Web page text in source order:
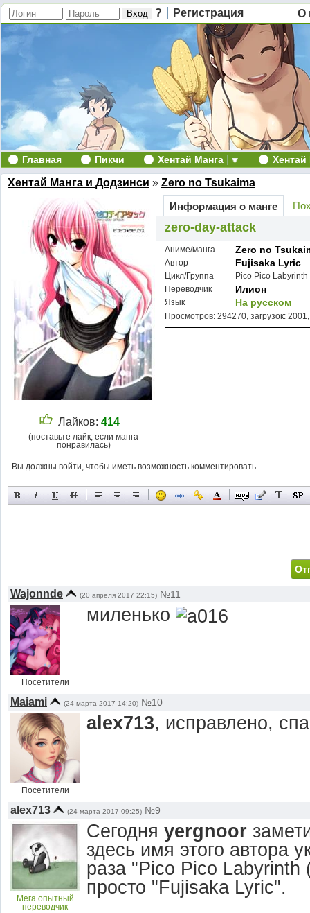
? Регистрация О
Главная Пикчи Хентай Манга
Хентай Манга и Додзинси » Zero no Tsukaima
Лайков: 414
(поставьте лайк, если манга
понравилась)
Информация о манге
zero-day-attack
Аниме/манга Zero no
Автор Fujisaka Lyric
Цикл/Группа
Pico Pico Labyrinth
Переводчик
Илион
Язык На русском
Просмотров: 294270, загрузок:
Вы должны войти, чтобы иметь возможность комментировать
Wajonnde (20 апреля 2017 22:15) №11
Посетители
миленько
Maiami (24 марта 2017 14:20) №10
Посетители
alex713, исправлено,
alex713 (24 марта 2017 09:25) №9
Мега опытный
переводчик
Сегодня yergnoor
здесь имя этого автора
раза "Pico Pico Labyrinth
просто "Fujisaka Lyric".